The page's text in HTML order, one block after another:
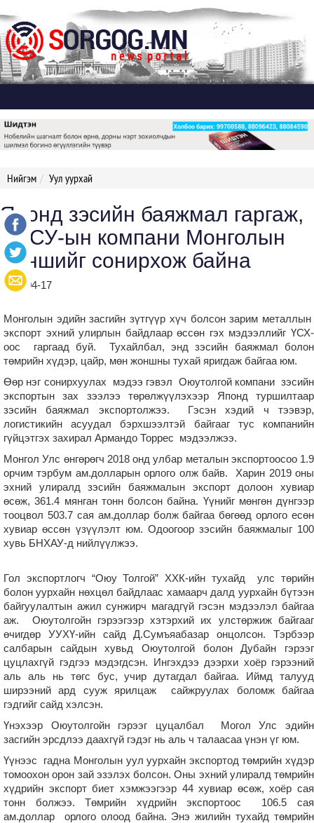
Нийгэм Уул уурхай
Японд зэсийн баяжмал гаргаж,
БНСУ-ын компани Монголын
жоншийг сонирхож байна
2019-04-17
Монголын эдийн засгийн зүтгүүр хүч болсон зарим металлын
экспорт эхний улирлын байдлаар өссөн гэх мэдээллийг ҮСХ-
оос гаргаад буй. Тухайлбал, энд зэсийн баяжмал болон
төмрийн хүдэр, цайр, мөн жоншны тухай яригдаж байгаа юм.
Өөр нэг сонирхуулах мэдээ гэвэл Оюутолгой компани зэсийн
экспортын зах зээлээ төрөлжүүлэхээр Японд туршилтаар
зэсийн баяжмал экспортолжээ. Гэсэн хэдий ч тээвэр,
логистикийн асуудал бэрхшээлтэй байгааг тус компанийн
гүйцэтгэх захирал Армандо Торрес мэдээлжээ.
Монгол Улс өнгөрөгч 2018 онд улбар металын экспортоосоо 1.9
орчим тэрбум ам.долларын орлого олж байв. Харин 2019 оны
эхний улиралд зэсийн баяжмалын экспорт долоон хувиар
өсөж, 361.4 мянган тонн болсон байна. Үүнийг мөнгөн дүнгээр
тооцвол 503.7 сая ам.доллар болж байгаа бөгөөд орлого есөн
хувиар өссөн үзүүлэлт юм. Одоогоор зэсийн баяжмалыг 100
хувь БНХАУ-д нийлүүлжээ.
Гол экспортлогч “Оюу Толгой” ХХК-ийн тухайд улс төрийн
болон уурхайн нөхцөл байдлаас хамаарч далд уурхайн бүтээн
байгуулалтын ажил сунжирч магадгүй гэсэн мэдээлэл байгаа
аж. Оюутолгойн гэрээгээр хэтэрхий их улстөржиж байгааг
өчигдөр УУХҮ-ийн сайд Д.Сумъяабазар онцолсон. Тэрбээр
салбарын сайдын хувьд Оюутолгой болон Дубайн гэрээг
цуцлахгүй гэдгээ мэдэгдсэн. Ингэхдээ дээрхи хоёр гэрээний
аль аль нь төгс бус, учир дутагдал байгаа. Иймд талууд
ширээний ард сууж ярилцаж сайжруулах боломж байгаа
гэдгийг сайд хэлсэн.
Үнэхээр Оюутолгойн гэрээг цуцалбал Могол Улс эдийн
засгийн эрсдлээ даахгүй гэдэг нь аль ч талаасаа үнэн үг юм.
Үүнээс гадна Монголын уул уурхайн экспортод төмрийн хүдэр
томоохон орон зай эзэлэх болсон. Оны эхний улиралд төмрийн
хүдрийн экспорт биет хэмжээгээр 44 хувиар өсөж, хоёр сая
тонн болжээ. Төмрийн хүдрийн экспортоос 106.5 сая
ам.доллар орлого олоод байна. Энэ жилийн тухайд төмрийн